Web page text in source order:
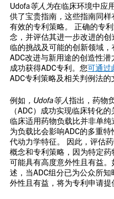
Udofa等人为在临床环境中应
供了宝贵指南 ， 这些指南同样
有效的专利策略。
正确的专
念，并评估其进一步改进的
临的挑战及可能的创新领域
ADC改进与新用途的创造性
成功获得ADC专利。您可通过
ADC专利策略及相关判例法的
例如 ，Udofa等人指出，药物
（ADC）成功实现临床转化
临床适用药物负载比并非单
为负载比会影响ADC的多重
代动力学特征。 因此，评估
概念和专利策略，因为特定
可能具有高度意外性且有益。
述，当ADC组分已为公众所
外性且有益，将为专利申请提